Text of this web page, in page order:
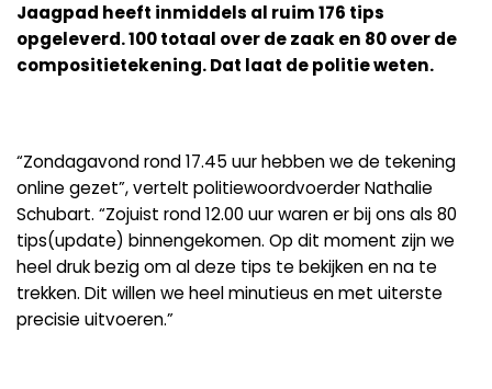
Jaagpad heeft inmiddels al ruim 176 tips
opgeleverd. 100 totaal over de zaak en 80 over de
compositietekening. Dat laat de politie weten.
“Zondagavond rond 17.45 uur hebben we de tekening
online gezet”, vertelt politiewoordvoerder Nathalie
Schubart. “Zojuist rond 12.00 uur waren er bij ons als 80
tips(update) binnengekomen. Op dit moment zijn we
heel druk bezig om al deze tips te bekijken en na te
trekken. Dit willen we heel minutieus en met uiterste
precisie uitvoeren.”